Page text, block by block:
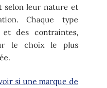
selon leur nature et
Chaque type
et des contraintes,
le choix le plus
si une marque de